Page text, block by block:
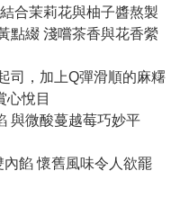
合茉莉花與柚子醬熬製
點綴 淺嚐茶香與花香縈
司，加上Q彈滑順的麻糬
心悅目
與微酸蔓越莓巧妙平
餡 懷舊風味令人欲罷